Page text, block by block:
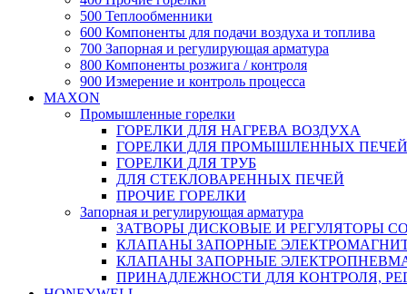
500 Теплообменники
600 Компоненты для подачи воздуха и топлива
700 Запорная и регулирующая арматура
800 Компоненты розжига / контроля
900 Измерение и контроль процесса
MAXON
Промышленные горелки
ГОРЕЛКИ ДЛЯ НАГРЕВА ВОЗДУХА
ГОРЕЛКИ ДЛЯ ПРОМЫШЛЕННЫХ ПЕЧЕЙ
ГОРЕЛКИ ДЛЯ ТРУБ
ДЛЯ СТЕКЛОВАРЕННЫХ ПЕЧЕЙ
ПРОЧИЕ ГОРЕЛКИ
Запорная и регулирующая арматура
ЗАТВОРЫ ДИСКОВЫЕ И РЕГУЛЯТОРЫ
КЛАПАНЫ ЗАПОРНЫЕ
КЛАПАНЫ ЗАПОРНЫЕ
ПРИНАДЛЕЖНОСТИ ДЛЯ КОНТРОЛЯ,